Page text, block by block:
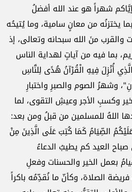
شهراً هو عند الله أفضلُ
يختزنُه من معانٍ سامية، وما يُتيحُه
منَ الله سبحانه وتعالى، إذ
بما فيه من آياتٍ لهداية الناس
أُنْزِلَ فِيهِ الْقُرْآنُ هُدًى لِلنَّاسِ
وشهرُ الصوم ‏والصبرِ واختبارِ
وكسبِ الأجر وعيشِ التقوى، لما
اللهُ ‏للمسلمين من قبلُ ومن بعد:
الصِّيَامُ كَمَا كُتِبَ عَلَى الَّذِينَ مِنْ
العيد كم يطيبُ الدعاءُ
بعمل الخير والحسنات وفعلِ
فريضة الصلاة، وكأنّ ما نُقدِّمُه باكراً